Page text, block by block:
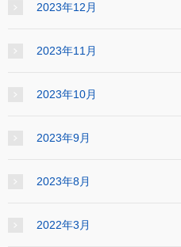
2023年12月
2023年11月
2023年10月
2023年9月
2023年8月
2022年3月